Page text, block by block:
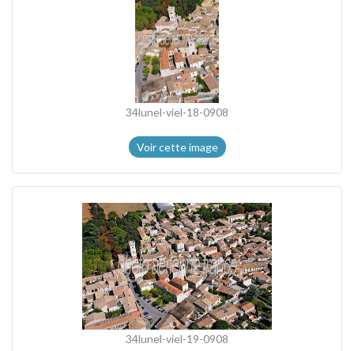
34lunel-viel-18-0908
Voir cette image
34lunel-viel-19-0908